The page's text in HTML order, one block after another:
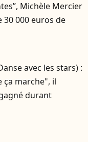
Michèle Mercier
30 000 euros de
avec les stars) :
ça marche", il
durant